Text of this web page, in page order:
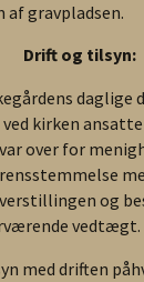
gravpladsen.
Drift og tilsyn:
daglige
ved kirken
over for
og
vedtægt.
med driften